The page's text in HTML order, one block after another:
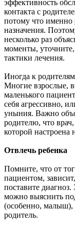
эффективность
контакта с
потому что именно
назначения.
несколько раз
моменты, уточните,
тактики лечения.
Иногда к
Многие взрослые,
маленького
себя агрессивно,
уныния. Важно
родителю, что
которой настроена
Отвлечь ребенка
Помните, что от
пациентом,
поставите
можно выяснить
(особенно, малыш),
родитель.